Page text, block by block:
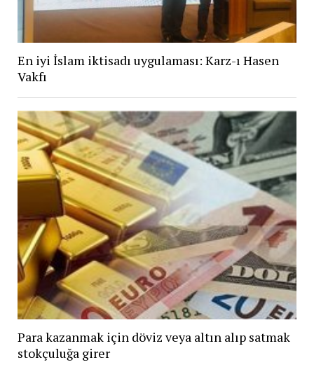
En iyi İslam iktisadı uygulaması: Karz-ı Hasen
Vakfı
Para kazanmak için döviz veya altın alıp satmak
stokçuluğa girer